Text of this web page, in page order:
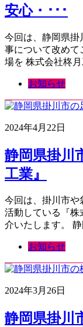
安心・･･･
今回は、静岡県掛
事について改めて
場を 株式会社柊
お知らせ
2024年4月22日
静岡県掛川
工業』
今回は、掛川市や
活動している『株
介いたします。
お知らせ
2024年3月26日
静岡県掛川